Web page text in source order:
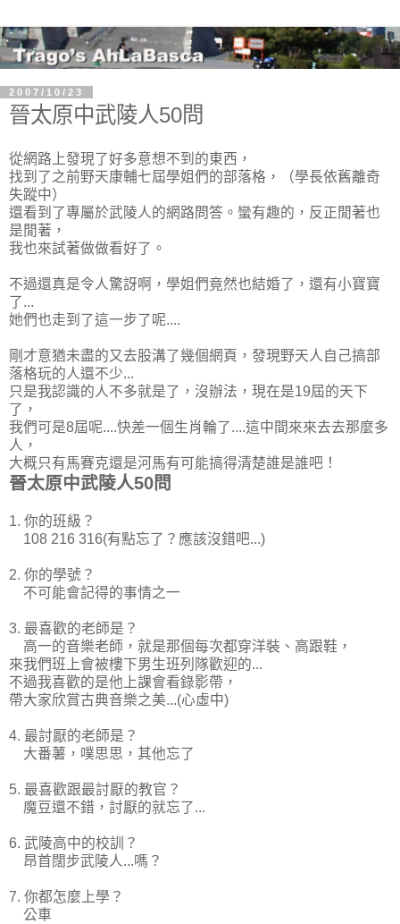
2007/10/23
晉太原中武陵人50問
從網路上發現了好多意想不到的東西，
找到了之前野天康輔七屆學姐們的部落格，（學長依舊離奇
失蹤中）
還看到了專屬於武陵人的網路問答。蠻有趣的，反正閒著也
是閒著，
我也來試著做做看好了。
不過還真是令人驚訝啊，學姐們竟然也結婚了，還有小寶寶
了...
她們也走到了這一步了呢....
剛才意猶未盡的又去股溝了幾個網頁，發現野天人自己搞部
落格玩的人還不少...
只是我認識的人不多就是了，沒辦法，現在是19屆的天下
了，
我們可是8屆呢....快差一個生肖輪了....這中間來來去去那麼多
人，
大概只有馬賽克還是河馬有可能搞得清楚誰是誰吧！
晉太原中武陵人50問
1. 你的班級？
108 216 316(有點忘了？應該沒錯吧...)
2. 你的學號？
不可能會記得的事情之一
3. 最喜歡的老師是？
高一的音樂老師，就是那個每次都穿洋裝、高跟鞋，
來我們班上會被樓下男生班列隊歡迎的...
不過我喜歡的是他上課會看錄影帶，
帶大家欣賞古典音樂之美...(心虛中)
4. 最討厭的老師是？
大番薯，噗思思，其他忘了
5. 最喜歡跟最討厭的教官？
魔豆還不錯，討厭的就忘了...
6. 武陵高中的校訓？
昂首闊步武陵人...嗎？
7. 你都怎麼上學？
公車